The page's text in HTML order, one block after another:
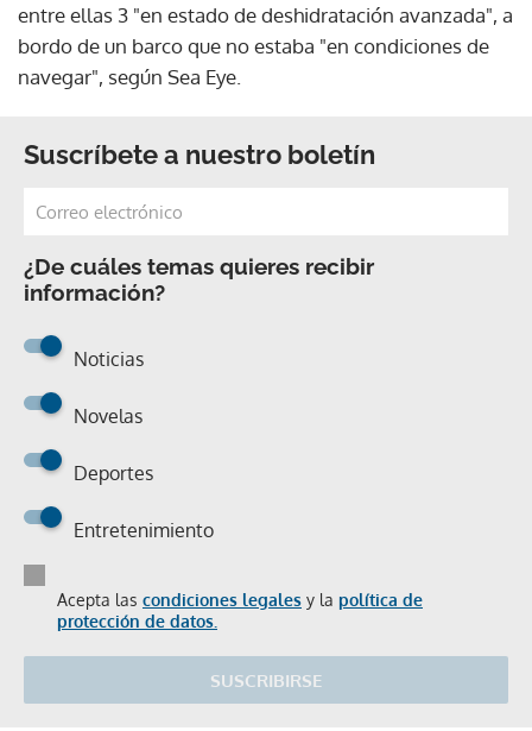
entre ellas 3 "en estado de deshidratación avanzada", a
bordo de un barco que no estaba "en condiciones de
navegar", según Sea Eye.
Suscríbete a nuestro boletín
¿De cuáles temas quieres recibir
información?
Noticias
Novelas
Deportes
Entretenimiento
Acepta las condiciones legales y la política de
protección de datos.
SUSCRIBIRSE